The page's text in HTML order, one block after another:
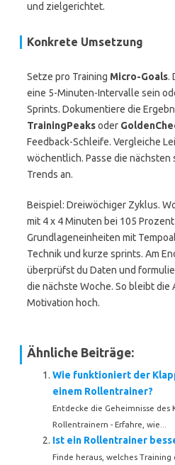
und zielgerichtet.
Konkrete Umsetzung
Setze pro Training Micro-Goals.
eine 5-Minuten-Intervalle sein
Sprints. Dokumentiere die
TrainingPeaksoder
Feedback-Schleife. Vergleiche
wöchentlich. Passe die nächsten
Trends an.
Beispiel: Dreiwöchiger Zyklus.
mit 4 x 4 Minuten bei 105
Grundlageneinheiten mit
Technik und kurze sprints. Am
überprüfst du Daten und
die nächste Woche. So bleibt die
Motivation hoch.
Ähnliche Beiträge:
Wie funktioniert der
einem Rollentrainer?
Entdecke die Geheimnisse des
Rollentrainern - Erfahre, wie...
Ist ein Rollentrainer
Finde heraus, welches